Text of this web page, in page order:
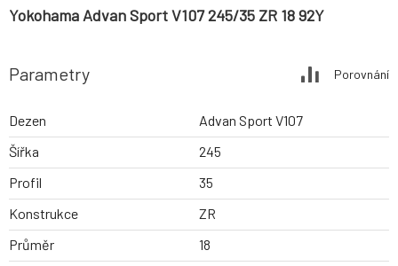
Yokohama Advan Sport V107 245/35 ZR 18 92Y
Parametry Porovnání
Dezen
Advan Sport V107
Šířka
245
Profil
35
Konstrukce
ZR
Průměr
18